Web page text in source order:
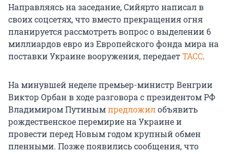
Направляясь на заседание, Сийярто написал в
своих соцсетях, что вместо прекращения огня
планируется рассмотреть вопрос о выделении 6
миллиардов евро из Европейского фонда мира на
поставки Украине вооружения, передаетТАСС.
На минувшей неделе премьер-министр Венгрии
Виктор Орбан в ходе разговора с президентом РФ
Владимиром Путинымпредложилобъявить
рождественское перемирие на Украине и
провести перед Новым годом крупный обмен
пленными. Позже появились сообщения, что